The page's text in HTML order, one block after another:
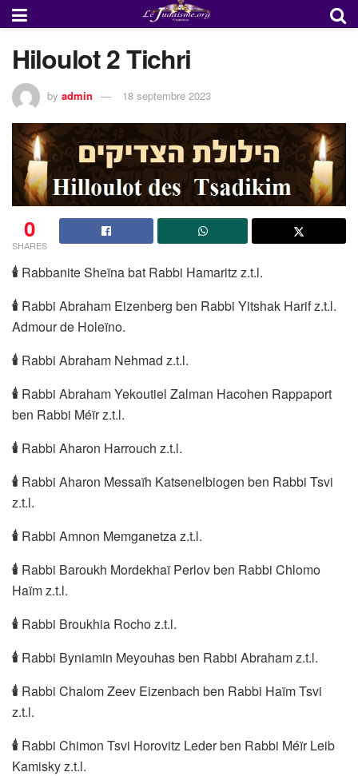
Hiloulot 2 Tichri
by admin 18 septembre 2023
0
SHARES
🕯 Rabbanite Sheïna bat Rabbi Hamaritz z.t.l.
🕯 Rabbi Abraham Eizenberg ben Rabbi Yitshak Harif z.t.l.
Admour de Holeïno.
🕯 Rabbi Abraham Nehmad z.t.l.
🕯 Rabbi Abraham Yekoutiel Zalman Hacohen Rappaport
ben Rabbi Méïr z.t.l.
🕯 Rabbi Aharon Harrouch z.t.l.
🕯 Rabbi Aharon Messaïh Katsenelbiogen ben Rabbi Tsvi
z.t.l.
🕯 Rabbi Amnon Memganetza z.t.l.
🕯 Rabbi Baroukh Mordekhaï Perlov ben Rabbi Chlomo
Haïm z.t.l.
🕯 Rabbi Broukhia Rocho z.t.l.
🕯 Rabbi Byniamin Meyouhas ben Rabbi Abraham z.t.l.
🕯 Rabbi Chalom Zeev Eizenbach ben Rabbi Haïm Tsvi
z.t.l.
🕯 Rabbi Chimon Tsvi Horovitz Leder ben Rabbi Méïr Leib
Kamisky z.t.l.